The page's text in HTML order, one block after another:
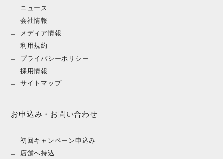
ニュース
会社情報
メディア情報
利用規約
プライバシーポリシー
採用情報
サイトマップ
お申込み・お問い合わせ
初回キャンペーン申込み
店舗へ持込